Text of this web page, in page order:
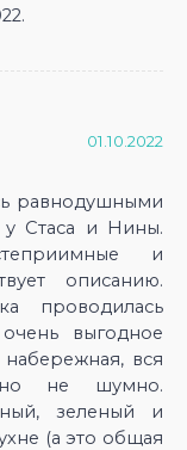
01.10.2022
равнодушными
Стаса и Нины.
и
описанию.
проводилась
выгодное
вся
не шумно.
зеленый и
(а это общая